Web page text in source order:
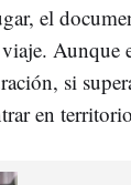
el
Aunque
si
en